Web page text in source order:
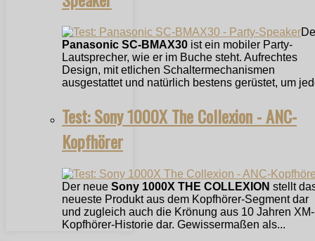
Panasonic SC-BMAX30 ist ein mobiler Party-
Lautsprecher, wie er im Buche steht. Aufrechtes
Design, mit etlichen Schaltermechanismen
ausgestattet und natürlich bestens gerüstet, um
Test: Sony 1000X The Collexion - ANC-
Kopfhörer
Der neue Sony 1000X THE COLLEXION stellt
neueste Produkt aus dem Kopfhörer-Segment dar
und zugleich auch die Krönung aus 10 Jahren XM-
Kopfhörer-Historie dar. Gewissermaßen als...